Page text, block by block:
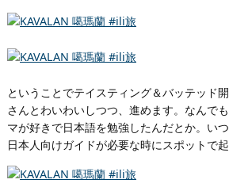
ということでテイスティング＆バッテッド
さんとわいわいしつつ、進めます。なんで
マが好きで日本語を勉強したんだとか。い
日本人向けガイドが必要な時にスポットで起